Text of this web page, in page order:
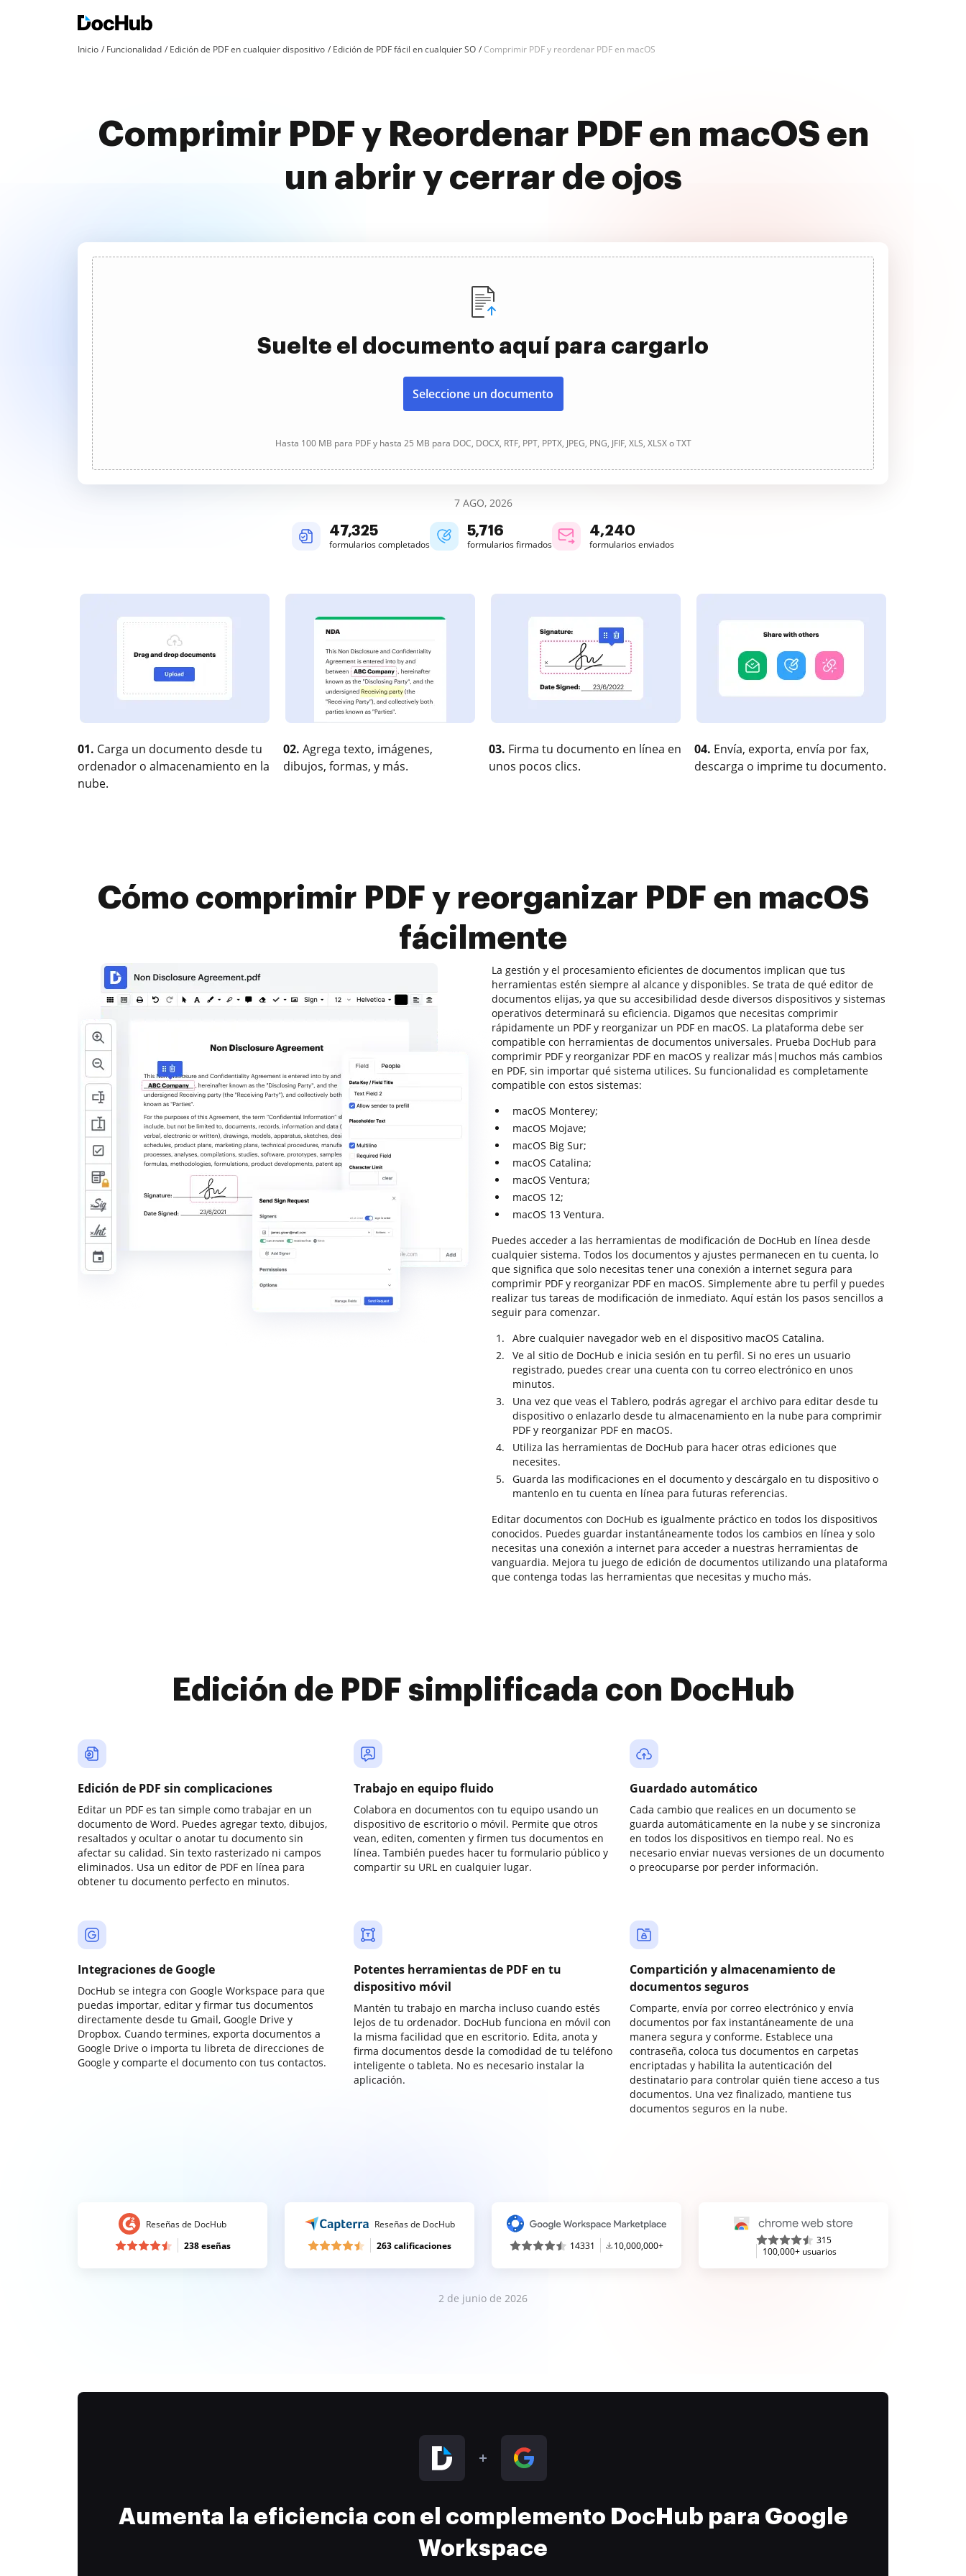
Inicio Funcionalidad Edición de PDF en cualquier dispositivo Edición de PDF fácil en cualquier SO Comprimir PDF y reordenar PDF en macOS
Comprimir PDF y Reordenar PDF en macOS en
un abrir y cerrar de ojos
Suelte el documento aquí para cargarlo
Seleccione un documento
Hasta 100 MB para PDF y hasta 25 MB para DOC, DOCX, RTF, PPT, PPTX, JPEG, PNG, JFIF, XLS, XLSX o TXT
7 AGO, 2026
47,327
formularios completados
5,716
formularios firmados
4,240
formularios enviados
01. Carga un documento desde tu
ordenador o almacenamiento en la
nube.
02. Agrega texto, imágenes,
dibujos, formas, y más.
03. Firma tu documento en línea en
unos pocos clics.
04. Envía, exporta, envía por fax,
descarga o imprime tu documento.
Cómo comprimir PDF y reorganizar PDF en macOS
fácilmente
La gestión y el procesamiento eficientes de documentos implican que tus
herramientas estén siempre al alcance y disponibles. Se trata de qué editor de
documentos elijas, ya que su accesibilidad desde diversos dispositivos y sistemas
operativos determinará su eficiencia. Digamos que necesitas comprimir
rápidamente un PDF y reorganizar un PDF en macOS. La plataforma debe ser
compatible con herramientas de documentos universales. Prueba DocHub para
comprimir PDF y reorganizar PDF en macOS y realizar más|muchos más cambios
en PDF, sin importar qué sistema utilices. Su funcionalidad es completamente
compatible con estos sistemas:
macOS Monterey;
macOS Mojave;
macOS Big Sur;
macOS Catalina;
macOS Ventura;
macOS 12;
macOS 13 Ventura.
Puedes acceder a las herramientas de modificación de DocHub en línea desde
cualquier sistema. Todos los documentos y ajustes permanecen en tu cuenta, lo
que significa que solo necesitas tener una conexión a internet segura para
comprimir PDF y reorganizar PDF en macOS. Simplemente abre tu perfil y puedes
realizar tus tareas de modificación de inmediato. Aquí están los pasos sencillos a
seguir para comenzar.
Abre cualquier navegador web en el dispositivo macOS Catalina.
Ve al sitio de DocHub e inicia sesión en tu perfil. Si no eres un usuario
registrado, puedes crear una cuenta con tu correo electrónico en unos
minutos.
Una vez que veas el Tablero, podrás agregar el archivo para editar desde tu
dispositivo o enlazarlo desde tu almacenamiento en la nube para comprimir
PDF y reorganizar PDF en macOS.
Utiliza las herramientas de DocHub para hacer otras ediciones que
necesites.
Guarda las modificaciones en el documento y descárgalo en tu dispositivo o
mantenlo en tu cuenta en línea para futuras referencias.
Editar documentos con DocHub es igualmente práctico en todos los dispositivos
conocidos. Puedes guardar instantáneamente todos los cambios en línea y solo
necesitas una conexión a internet para acceder a nuestras herramientas de
vanguardia. Mejora tu juego de edición de documentos utilizando una plataforma
que contenga todas las herramientas que necesitas y mucho más.
Edición de PDF simplificada con DocHub
Edición de PDF sin complicaciones
Editar un PDF es tan simple como trabajar en un
documento de Word. Puedes agregar texto, dibujos,
resaltados y ocultar o anotar tu documento sin
afectar su calidad. Sin texto rasterizado ni campos
eliminados. Usa un editor de PDF en línea para
obtener tu documento perfecto en minutos.
Trabajo en equipo fluido
Colabora en documentos con tu equipo usando un
dispositivo de escritorio o móvil. Permite que otros
vean, editen, comenten y firmen tus documentos en
línea. También puedes hacer tu formulario público y
compartir su URL en cualquier lugar.
Guardado automático
Cada cambio que realices en un documento se
guarda automáticamente en la nube y se sincroniza
en todos los dispositivos en tiempo real. No es
necesario enviar nuevas versiones de un documento
o preocuparse por perder información.
Integraciones de Google
DocHub se integra con Google Workspace para que
puedas importar, editar y firmar tus documentos
directamente desde tu Gmail, Google Drive y
Dropbox. Cuando termines, exporta documentos a
Google Drive o importa tu libreta de direcciones de
Google y comparte el documento con tus contactos.
Potentes herramientas de PDF en tu
dispositivo móvil
Mantén tu trabajo en marcha incluso cuando estés
lejos de tu ordenador. DocHub funciona en móvil con
la misma facilidad que en escritorio. Edita, anota y
firma documentos desde la comodidad de tu teléfono
inteligente o tableta. No es necesario instalar la
aplicación.
Compartición y almacenamiento de
documentos seguros
Comparte, envía por correo electrónico y envía
documentos por fax instantáneamente de una
manera segura y conforme. Establece una
contraseña, coloca tus documentos en carpetas
encriptadas y habilita la autenticación del
destinatario para controlar quién tiene acceso a tus
documentos. Una vez finalizado, mantiene tus
documentos seguros en la nube.
Reseñas de DocHub
238 eseñas
Reseñas de DocHub
263 calificaciones
14331 10,000,000+
315
100,000+ usuarios
2 de junio de 2026
Aumenta la eficiencia con el complemento DocHub para Google
Workspace